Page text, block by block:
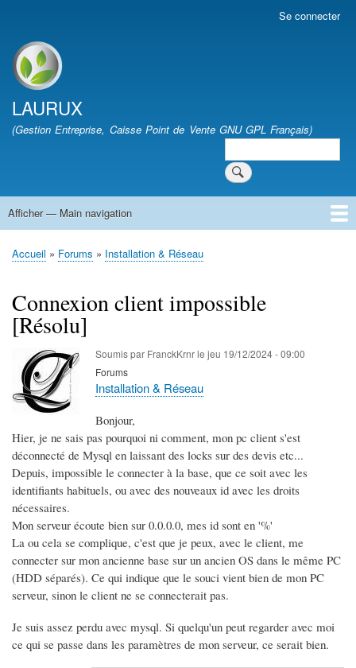
account
menu
Se connecter
Site branding
LAURUX
(Gestion Entreprise, Caisse Point de Vente GNU GPL Français)
Search
Main
Afficher — Main navigation
Accueil
Quoi de Neuf
Téléchargement
FAQ
Documentation
Développement
Forum
Vie Associative
Fil
Accueil Forums Installation & Réseau
Connexion client impossible
[Résolu]
Soumis par FranckKrnrle jeu 19/12/2024 - 09:00
Forums
Installation & Réseau
Bonjour,
Hier, je ne sais pas pourquoi ni comment, mon pc client s'est
déconnecté de Mysql en laissant des locks sur des devis etc...
Depuis, impossible le connecter à la base, que ce soit avec les
identifiants habituels, ou avec des nouveaux id avec les droits
nécessaires.
Mon serveur écoute bien sur 0.0.0.0, mes id sont en '%'
La ou cela se complique, c'est que je peux, avec le client, me
connecter sur mon ancienne base sur un ancien OS dans le même PC
(HDD séparés). Ce qui indique que le souci vient bien de mon PC
serveur, sinon le client ne se connecterait pas.
Je suis assez perdu avec mysql. Si quelqu'un peut regarder avec moi
ce qui se passe dans les paramètres de mon serveur, ce serait bien.